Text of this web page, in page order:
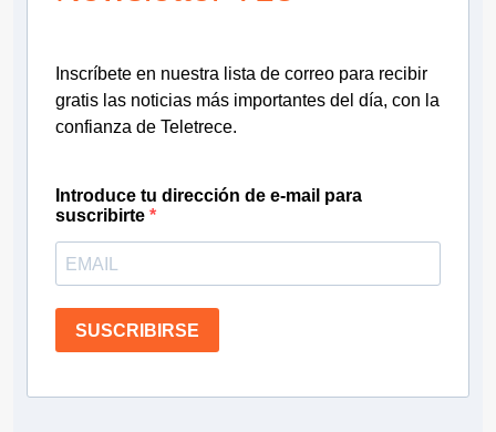
Inscríbete en nuestra lista de correo para recibir
gratis las noticias más importantes del día, con la
confianza de Teletrece.
Introduce tu dirección de e-mail para
suscribirte
SUSCRIBIRSE